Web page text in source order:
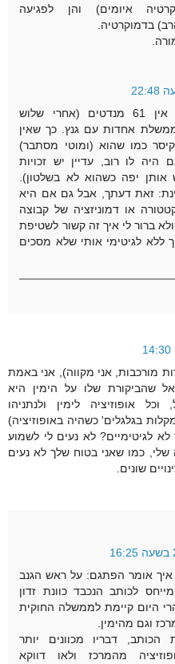
איומים) והן לפגיעה
בדמוקרטיה.
זה מאוד פשוט. לנתניהו אין 61 מנדטים (אחרי שלוש
אחדות עם גנץ. כך שאין
כמו שהוא (ומוטי מסתבר)
היה לו רוב, עדיין יש זכויות
אותן יפה כשהוא לא בשלטון).
זאת דעתך, אבל גם אם היא
או דמוניזציה של קבוצה
ברור לי איך זה קשור לשטיפת
ללא לגיטימי אותי שלא מסכים
מורכבות, אני מקווה), אני באמת
שהביקורת שלו על הימין היא
אופוזיציה לימין ולנתניהו
בגלגלים' כשהיה באופוזיציה)
לגיטימיים? לא נעים לי לשמוע
שלי, כמו שאני בטוח שלך לא נעים
שונים.
איך אומר הפתגם: על ראש הגנב
לכותב הנכבד כוונת זדון
היום קיימת לממשלה החוקית
וגם מהימין.
דבריו מכוונים יותר
מהמרכז ולאו דווקא